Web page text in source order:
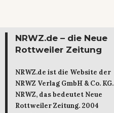
NRWZ.de – die Neue
Rottweiler Zeitung
NRWZ.de ist die Website der
NRWZ Verlag GmbH & Co. KG.
NRWZ, das bedeutet Neue
Rottweiler Zeitung. 2004